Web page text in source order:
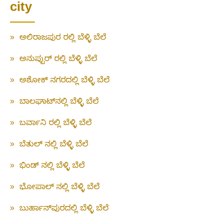
city
» ಅಲಿರಾಜಪುರ ರಲ್ಲಿ ಬೆಳ್ಳಿ ಬೆಲೆ
» ಅನುಪ್ಪುರ್ ರಲ್ಲಿ ಬೆಳ್ಳಿ ಬೆಲೆ
» ಅಶೋಕ್ ನಗರದಲ್ಲಿ ಬೆಳ್ಳಿ ಬೆಲೆ
» ಬಾಲಘಾಟ್‌ನಲ್ಲಿ ಬೆಳ್ಳಿ ಬೆಲೆ
» ಬರ್ವಾನಿ ರಲ್ಲಿ ಬೆಳ್ಳಿ ಬೆಲೆ
» ಬೆತುಲ್ ನಲ್ಲಿ ಬೆಳ್ಳಿ ಬೆಲೆ
» ಭಿಂಡ್ ನಲ್ಲಿ ಬೆಳ್ಳಿ ಬೆಲೆ
» ಭೋಪಾಲ್ ನಲ್ಲಿ ಬೆಳ್ಳಿ ಬೆಲೆ
» ಬುರ್ಹಾನ್‌ಪುರದಲ್ಲಿ ಬೆಳ್ಳಿ ಬೆಲೆ